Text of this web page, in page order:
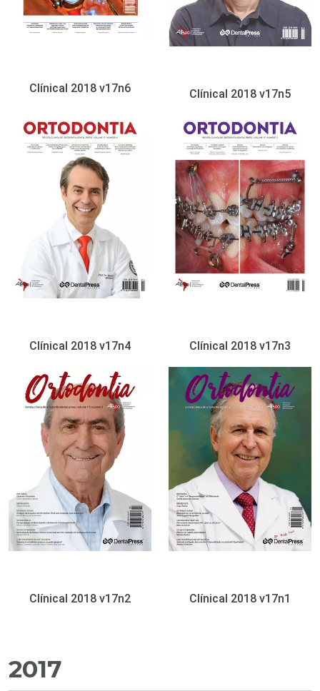
Clínical 2018 v17n6 Clínical 2018 v17n5
Clínical 2018 v17n4 Clínical 2018 v17n3
Clínical 2018 v17n2 Clínical 2018 v17n1
2017